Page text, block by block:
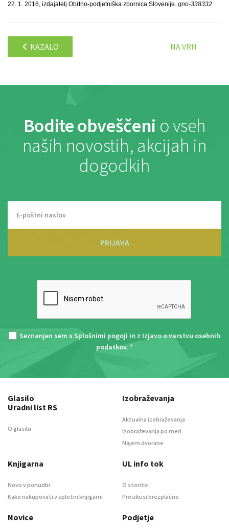
22. 1. 2016, izdajatelj Obrtno-podjetniška zbornica Slovenije. gno-338332
KAZALO NA VRH
Bodite obveščeni o vseh
naših novostih, akcijah in
dogodkih
PRIJAVA
Seznanjen sem s Splošnimi pogoji in z Izjavo o varstvu osebnih
podatkov. *
Glasilo
Uradni list RS
O glasilu
Izobraževanja
Aktualna izobraževanja
Izobraževanja po meri
Najem dvorane
Knjigarna
Novo v ponudbi
Kako nakupovati v spletni knjigarni
UL info tok
O storitvi
Preizkusi brezplačno
Novice Podjetje